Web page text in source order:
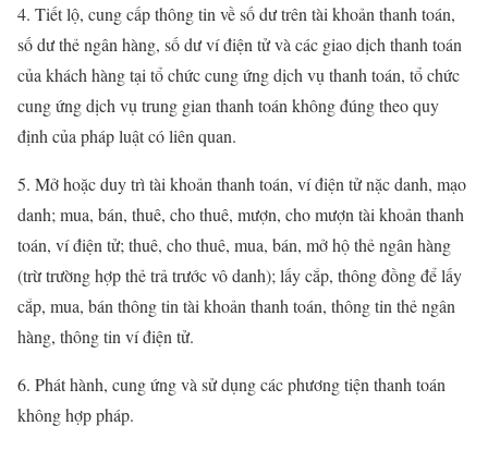
4. Tiết lộ, cung cấp thông tin về số dư trên tài khoản thanh toán,
số dư thẻ ngân hàng, số dư ví điện tử và các giao dịch thanh toán
của khách hàng tại tổ chức cung ứng dịch vụ thanh toán, tổ chức
cung ứng dịch vụ trung gian thanh toán không đúng theo quy
định của pháp luật có liên quan.
5. Mở hoặc duy trì tài khoản thanh toán, ví điện tử nặc danh, mạo
danh; mua, bán, thuê, cho thuê, mượn, cho mượn tài khoản thanh
toán, ví điện tử; thuê, cho thuê, mua, bán, mở hộ thẻ ngân hàng
(trừ trường hợp thẻ trả trước vô danh); lấy cắp, thông đồng để lấy
cắp, mua, bán thông tin tài khoản thanh toán, thông tin thẻ ngân
hàng, thông tin ví điện tử.
6. Phát hành, cung ứng và sử dụng các phương tiện thanh toán
không hợp pháp.